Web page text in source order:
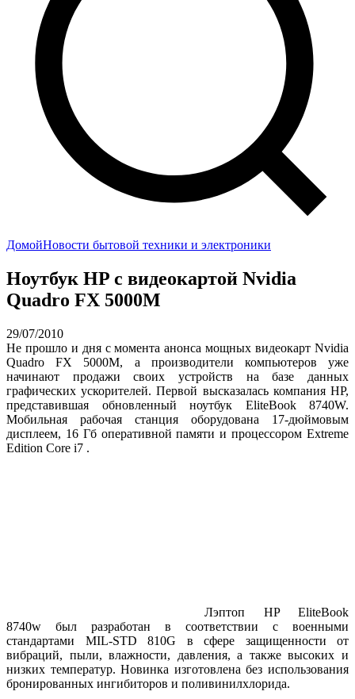
ДомойНовости бытовой техники и электроники
Ноутбук HP с видеокартой Nvidia
Quadro FX 5000M
29/07/2010
Не прошло и дня с момента анонса мощных видеокарт Nvidia
Quadro FX 5000M, а производители компьютеров уже
начинают продажи своих устройств на базе данных
графических ускорителей. Первой высказалась компания HP,
представившая обновленный ноутбук EliteBook 8740W.
Мобильная рабочая станция оборудована 17-дюймовым
дисплеем, 16 Гб оперативной памяти и процессором Extreme
Edition Core i7 .
Лэптоп HP EliteBook
8740w был разработан в соответствии с военными
стандартами MIL-STD 810G в сфере защищенности от
вибраций, пыли, влажности, давления, а также высоких и
низких температур. Новинка изготовлена без использования
бронированных ингибиторов и поливинилхлорида.